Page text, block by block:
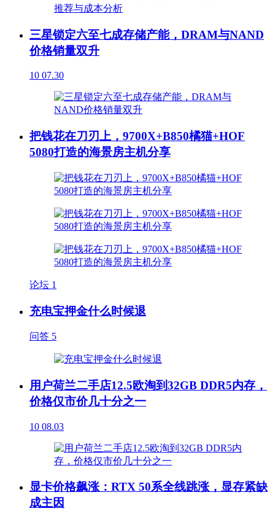
三星锁定六至七成存储产能，DRAM与NAND
价格销量双升
10 07.30
把钱花在刀刃上，9700X+B850橘猫+HOF
5080打造的海景房主机分享
论坛 1
充电宝押金什么时候退
问答 5
用户荷兰二手店12.5欧淘到32GB DDR5内存，
价格仅市价几十分之一
10 08.03
显卡价格飙涨：RTX 50系全线跳涨，显存紧缺
成主因